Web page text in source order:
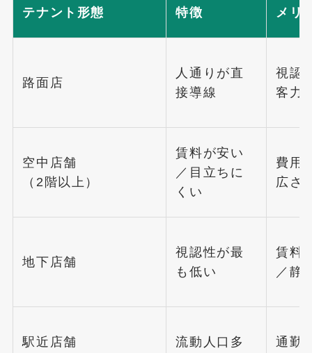
テナント形態 特徴 メリ
路面店
人通りが直
接導線
視認
客力
空中店舗
（2階以上）
賃料が安い
／目立ちに
くい
費用
広さ
地下店舗
視認性が最
も低い
賃料
／静
駅近店舗
流動人口多
通勤